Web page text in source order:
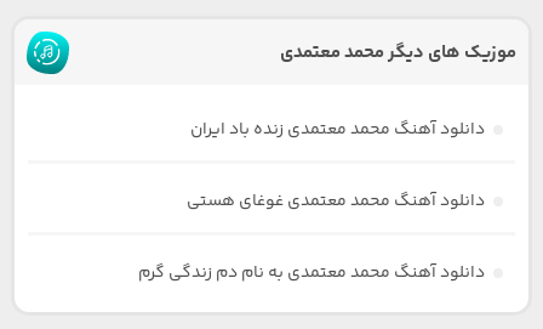
موزیک های دیگر محمد معتمدی
دانلود آهنگ محمد معتمدی زنده باد ایران
دانلود آهنگ محمد معتمدی غوغای هستی
دانلود آهنگ محمد معتمدی به نام دم زندگی گرم